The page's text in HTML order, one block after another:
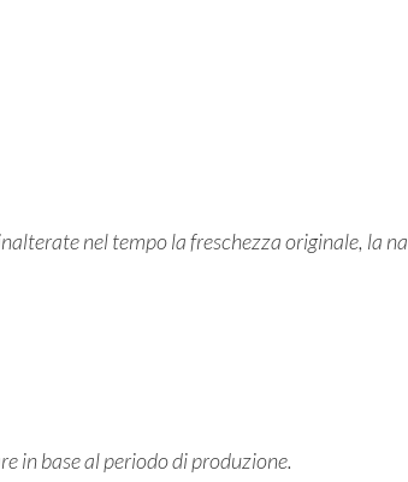
nel tempo la freschezza originale, la
in base al periodo di produzione.